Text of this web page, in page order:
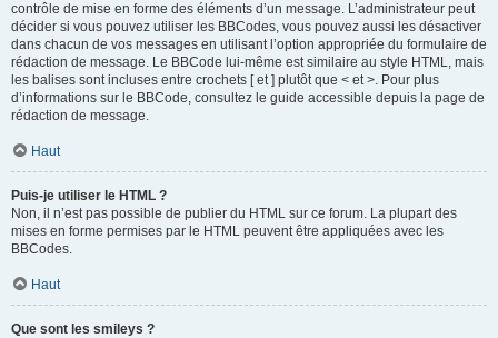
contrôle de mise en forme des éléments d’un message. L’administrateur peut
décider si vous pouvez utiliser les BBCodes, vous pouvez aussi les désactiver
dans chacun de vos messages en utilisant l’option appropriée du formulaire de
rédaction de message. Le BBCode lui-même est similaire au style HTML, mais
les balises sont incluses entre crochets [ et ] plutôt que < et >. Pour plus
d’informations sur le BBCode, consultez le guide accessible depuis la page de
rédaction de message.
Haut
Puis-je utiliser le HTML ?
Non, il n’est pas possible de publier du HTML sur ce forum. La plupart des
mises en forme permises par le HTML peuvent être appliquées avec les
BBCodes.
Haut
Que sont les smileys ?